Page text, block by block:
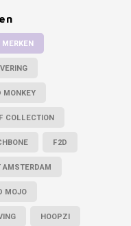
MONKEY
COLLECTION
F2D
AMSTERDAM
MOJO
HOOPZI